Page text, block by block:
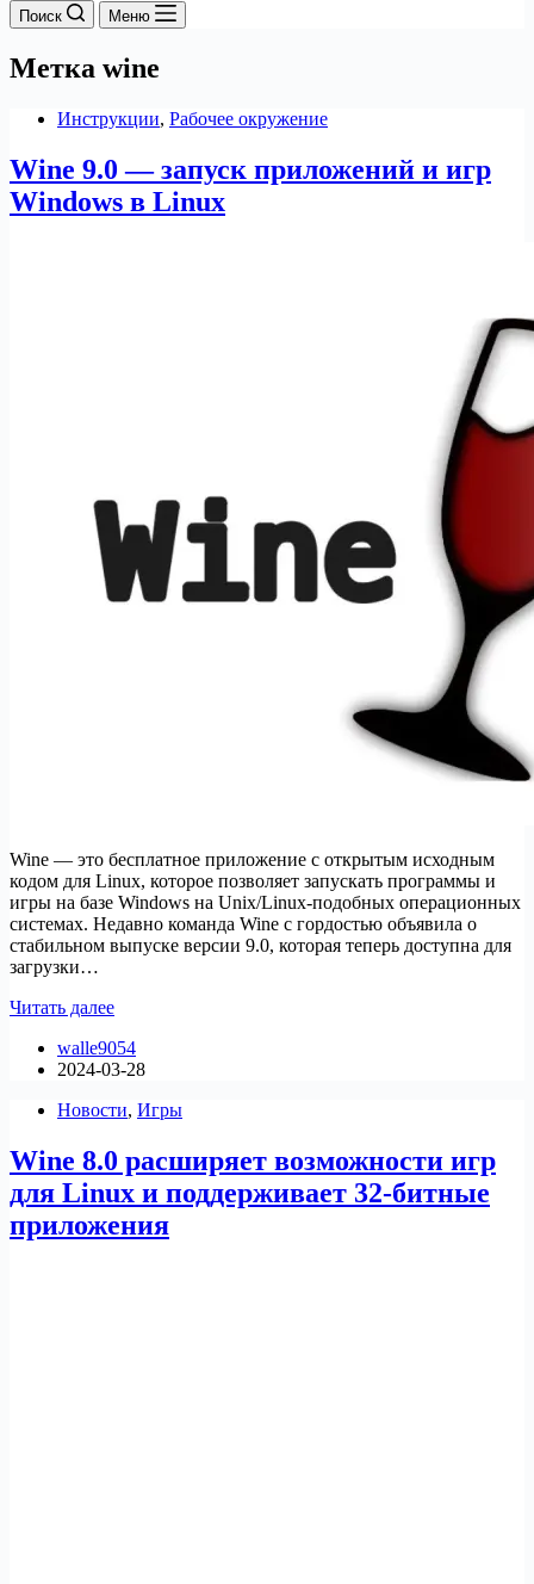
Поиск Меню
Метка wine
Инструкции, Рабочее окружение
Wine 9.0 — запуск приложений и игр
Windows в Linux
Wine — это бесплатное приложение с открытым исходным
кодом для Linux, которое позволяет запускать программы и
игры на базе Windows на Unix/Linux-подобных операционных
системах. Недавно команда Wine с гордостью объявила о
стабильном выпуске версии 9.0, которая теперь доступна для
загрузки…
Читать далееWine
—
запуск
и
Windows
в
Linux
walle9054
2024-03-28
Новости, Игры
Wine 8.0 расширяет возможности игр
для Linux и поддерживает 32-битные
приложения